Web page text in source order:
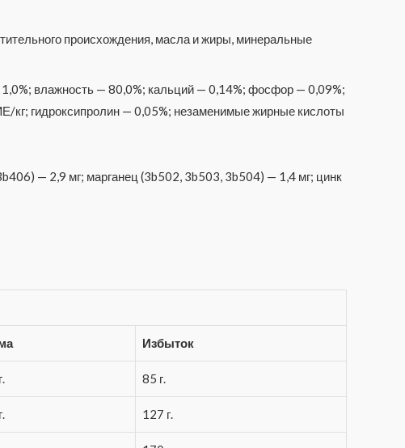
происхождения, масла и жиры, минеральные
влажность — 80,0%; кальций — 0,14%; фосфор — 0,09%;
гидроксипролин — 0,05%; незаменимые жирные кислоты
— 2,9 мг; марганец (3b502, 3b503, 3b504) — 1,4 мг; цинк
Избыток
85 г.
127 г.